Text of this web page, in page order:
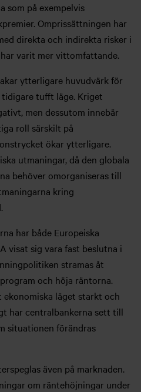
som på exempelvis
Omprissättningen har
direkta och indirekta risker i
varit mer vittomfattande.
ytterligare huvudvärk för
tufft läge. Kriget
men dessutom innebär
roll särskilt på
ökar ytterligare.
utmaningar, då den globala
behöver omorganiseras till
kring
har både Europeiska
visat sig vara fast beslutna i
stramas åt
och höja räntorna.
läget starkt och
har centralbankerna sett till
situationen förändras
även på marknaden.
om räntehöjningar under